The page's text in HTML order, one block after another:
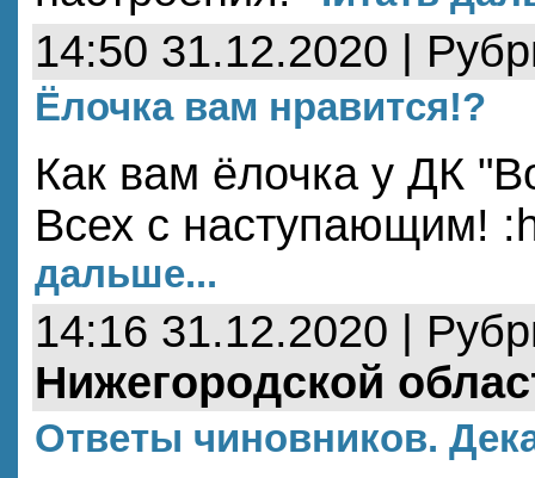
14:50 31.12.2020 |
Ёлочка вам нравится!?
Как вам ёлочка у ДК
Всех с наступающим!
дальше...
14:16 31.12.2020 |
Нижегородской
Ответы чиновников.